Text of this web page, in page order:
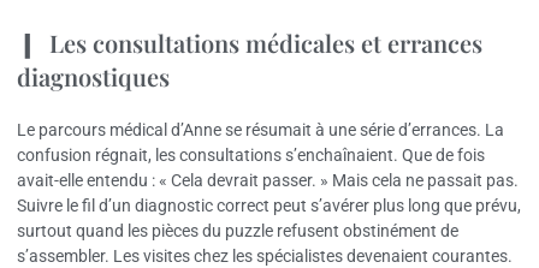
Les consultations médicales et errances
diagnostiques
Le parcours médical d’Anne se résumait à une série d’errances. La
confusion régnait, les consultations s’enchaînaient. Que de fois
avait-elle entendu : « Cela devrait passer. » Mais cela ne passait pas.
Suivre le fil d’un diagnostic correct peut s’avérer plus long que prévu,
surtout quand les pièces du puzzle refusent obstinément de
s’assembler. Les visites chez les spécialistes devenaient courantes.